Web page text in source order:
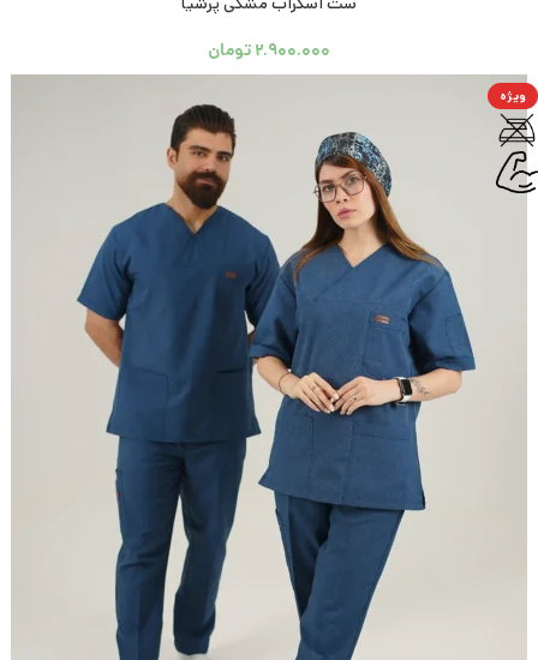
۲.۹۰۰.۰۰۰ تومان
ویژه